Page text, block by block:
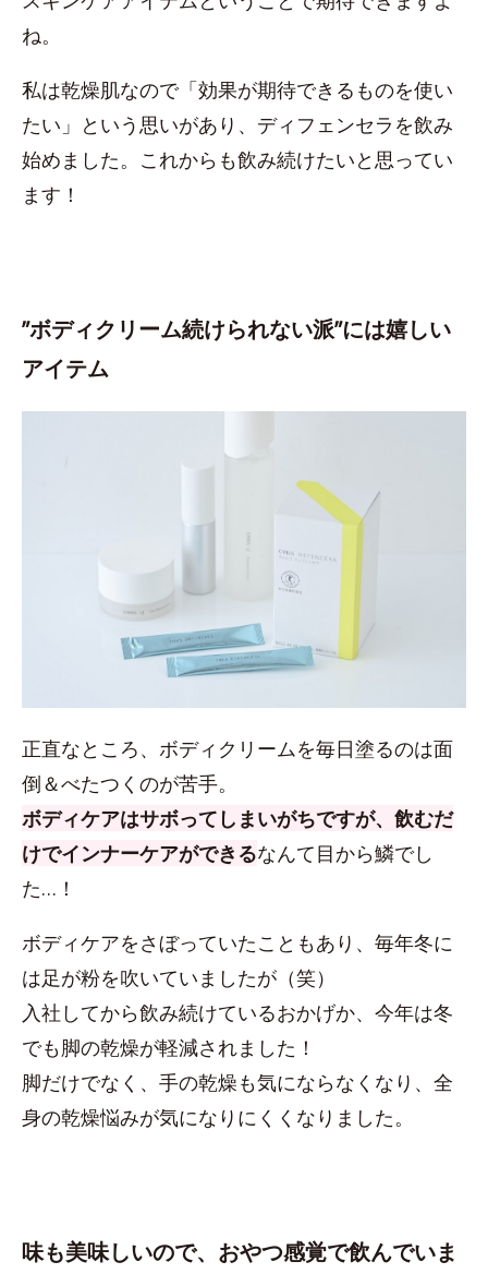
ね。
私は乾燥肌なので「効果が期待できるものを使い
たい」という思いがあり、ディフェンセラを飲み
始めました。これからも飲み続けたいと思ってい
ます！
”ボディクリーム続けられない派”には嬉しい
アイテム
正直なところ、ボディクリームを毎日塗るのは面
倒＆べたつくのが苦手。
ボディケアはサボってしまいがちですが、飲むだ
けでインナーケアができるなんて目から鱗でし
た…！
ボディケアをさぼっていたこともあり、毎年冬に
は足が粉を吹いていましたが（笑）
入社してから飲み続けているおかげか、今年は冬
でも脚の乾燥が軽減されました！
脚だけでなく、手の乾燥も気にならなくなり、全
身の乾燥悩みが気になりにくくなりました。
味も美味しいので、おやつ感覚で飲んでいま